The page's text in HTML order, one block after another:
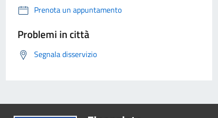
Prenota un appuntamento
Problemi in città
Segnala disservizio